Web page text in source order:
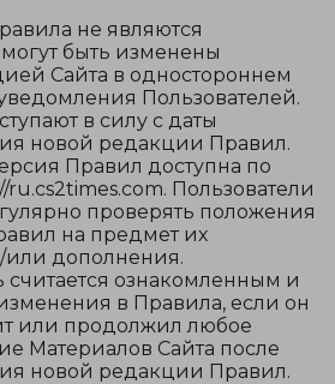
не являются
быть изменены
Сайта в одностороннем
Пользователей.
в силу с даты
новой редакции Правил.
Правил доступна по
Пользователи
проверять положения
на предмет их
дополнения.
считается ознакомленным и
в Правила, если он
или продолжил любое
Материалов Сайта после
новой редакции Правил.